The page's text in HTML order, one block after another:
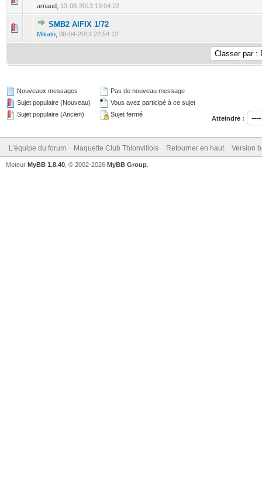
arnaud, 13-08-2013 19:04:22
SMB2 AIFIX 1/72
Mikato 08-04-2013 22:54:12
0 Votes - 0 sur 5 en moyenne
Nouveaux messages
Sujet populaire (Nouveau)
Sujet populaire (Ancien)
Pas de nouveau message
Vous avez participé à ce sujet
Sujet fermé
Atteindre :
L’équipe du forum Maquette Club Thionvillois Retourner en haut Version
Moteur MyBB 1.8.40 , © 2002-2026 MyBB Group